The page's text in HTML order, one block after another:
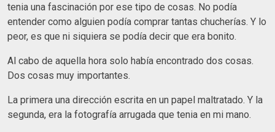
tenia una fascinación por ese tipo de cosas. No podía
entender como alguien podía comprar tantas chucherías. Y lo
peor, es que ni siquiera se podía decir que era bonito.
Al cabo de aquella hora solo había encontrado dos cosas.
Dos cosas muy importantes.
La primera una dirección escrita en un papel maltratado. Y la
segunda, era la fotografía arrugada que tenia en mi mano.